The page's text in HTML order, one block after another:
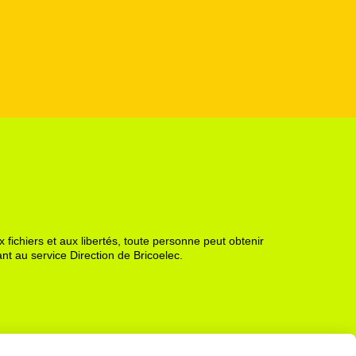
fichiers et aux libertés, toute personne peut obtenir
au service Direction de Bricoelec.